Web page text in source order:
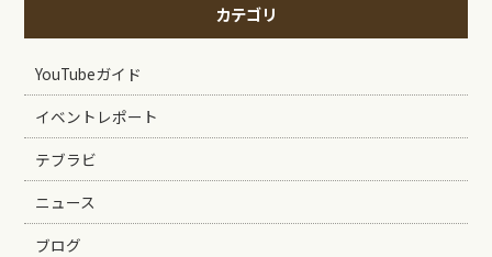
カテゴリ
YouTubeガイド
イベントレポート
テブラビ
ニュース
ブログ